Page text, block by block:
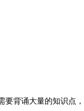
背诵大量的知识点